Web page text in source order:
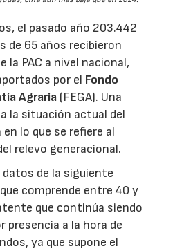
el pasado año 203.442
de 65 años recibieron
la PAC a nivel nacional,
por el Fondo
Agraria (FEGA). Una
la situación actual del
lo que se refiere al
relevo generacional.
de la siguiente
comprende entre 40 y
que continúa siendo
presencia a la hora de
ya que supone el